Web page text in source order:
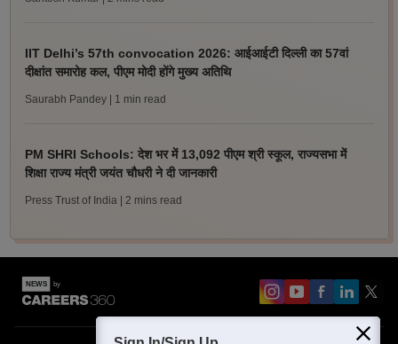
IIT Delhi’s 57th convocation 2026: आईआईटी दिल्ली का 57वां
दीक्षांत समारोह कल, पीएम मोदी होंगे मुख्य अतिथि
Saurabh Pandey | 1 min read
PM SHRI Schools: देश भर में 13,092 पीएम श्री स्कूल, राज्यसभा में
शिक्षा राज्य मंत्री जयंत चौधरी ने दी जानकारी
Press Trust of India | 2 mins read